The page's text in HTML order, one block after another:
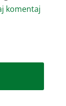
komentaj